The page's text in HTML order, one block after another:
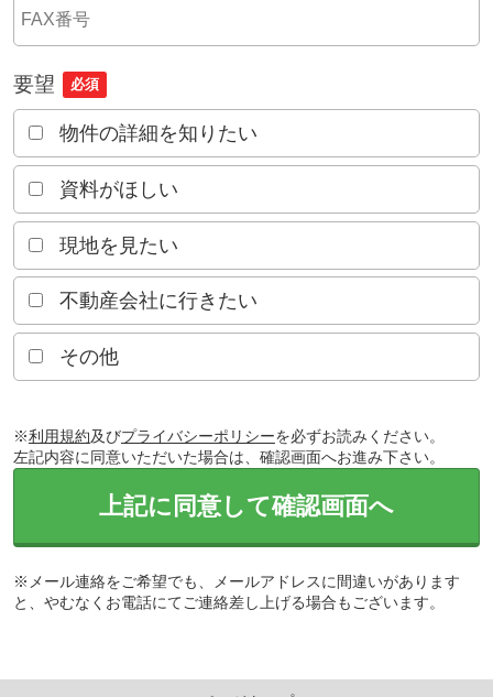
要望 必須
物件の詳細を知りたい
資料がほしい
現地を見たい
不動産会社に行きたい
その他
※利用規約及びプライバシーポリシーを必ずお読みください。
左記内容に同意いただいた場合は、確認画面へお進み下さい。
上記に同意して確認画面へ
※メール連絡をご希望でも、メールアドレスに間違いがあります
と、やむなくお電話にてご連絡差し上げる場合もございます。